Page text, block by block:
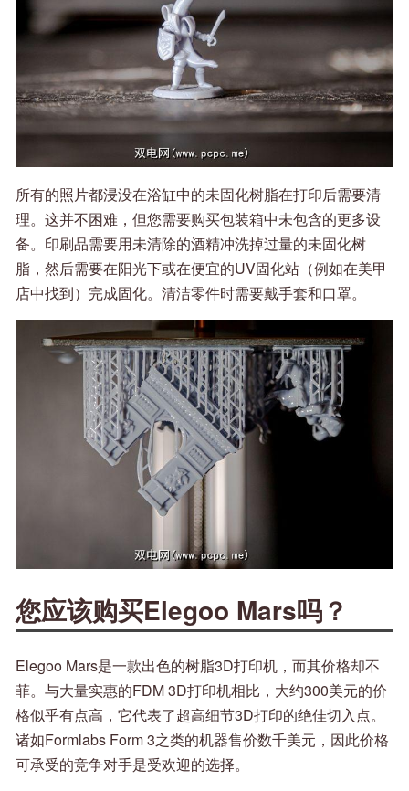
所有的照片都浸没在浴缸中的未固化树脂在打印后需要清
理。这并不困难，但您需要购买包装箱中未包含的更多设
备。印刷品需要用未清除的酒精冲洗掉过量的未固化树
脂，然后需要在阳光下或在便宜的UV固化站（例如在美甲
店中找到）完成固化。清洁零件时需要戴手套和口罩。
您应该购买Elegoo Mars吗？
Elegoo Mars是一款出色的树脂3D打印机，而其价格却不
菲。与大量实惠的FDM 3D打印机相比，大约300美元的价
格似乎有点高，它代表了超高细节3D打印的绝佳切入点。
诸如Formlabs Form 3之类的机器售价数千美元，因此价格
可承受的竞争对手是受欢迎的选择。